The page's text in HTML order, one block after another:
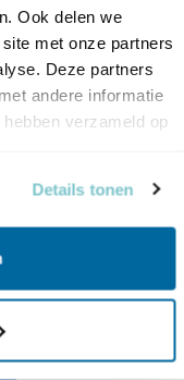
Ook delen we
met onze partners
Deze partners
andere informatie
verzameld op
Details tonen